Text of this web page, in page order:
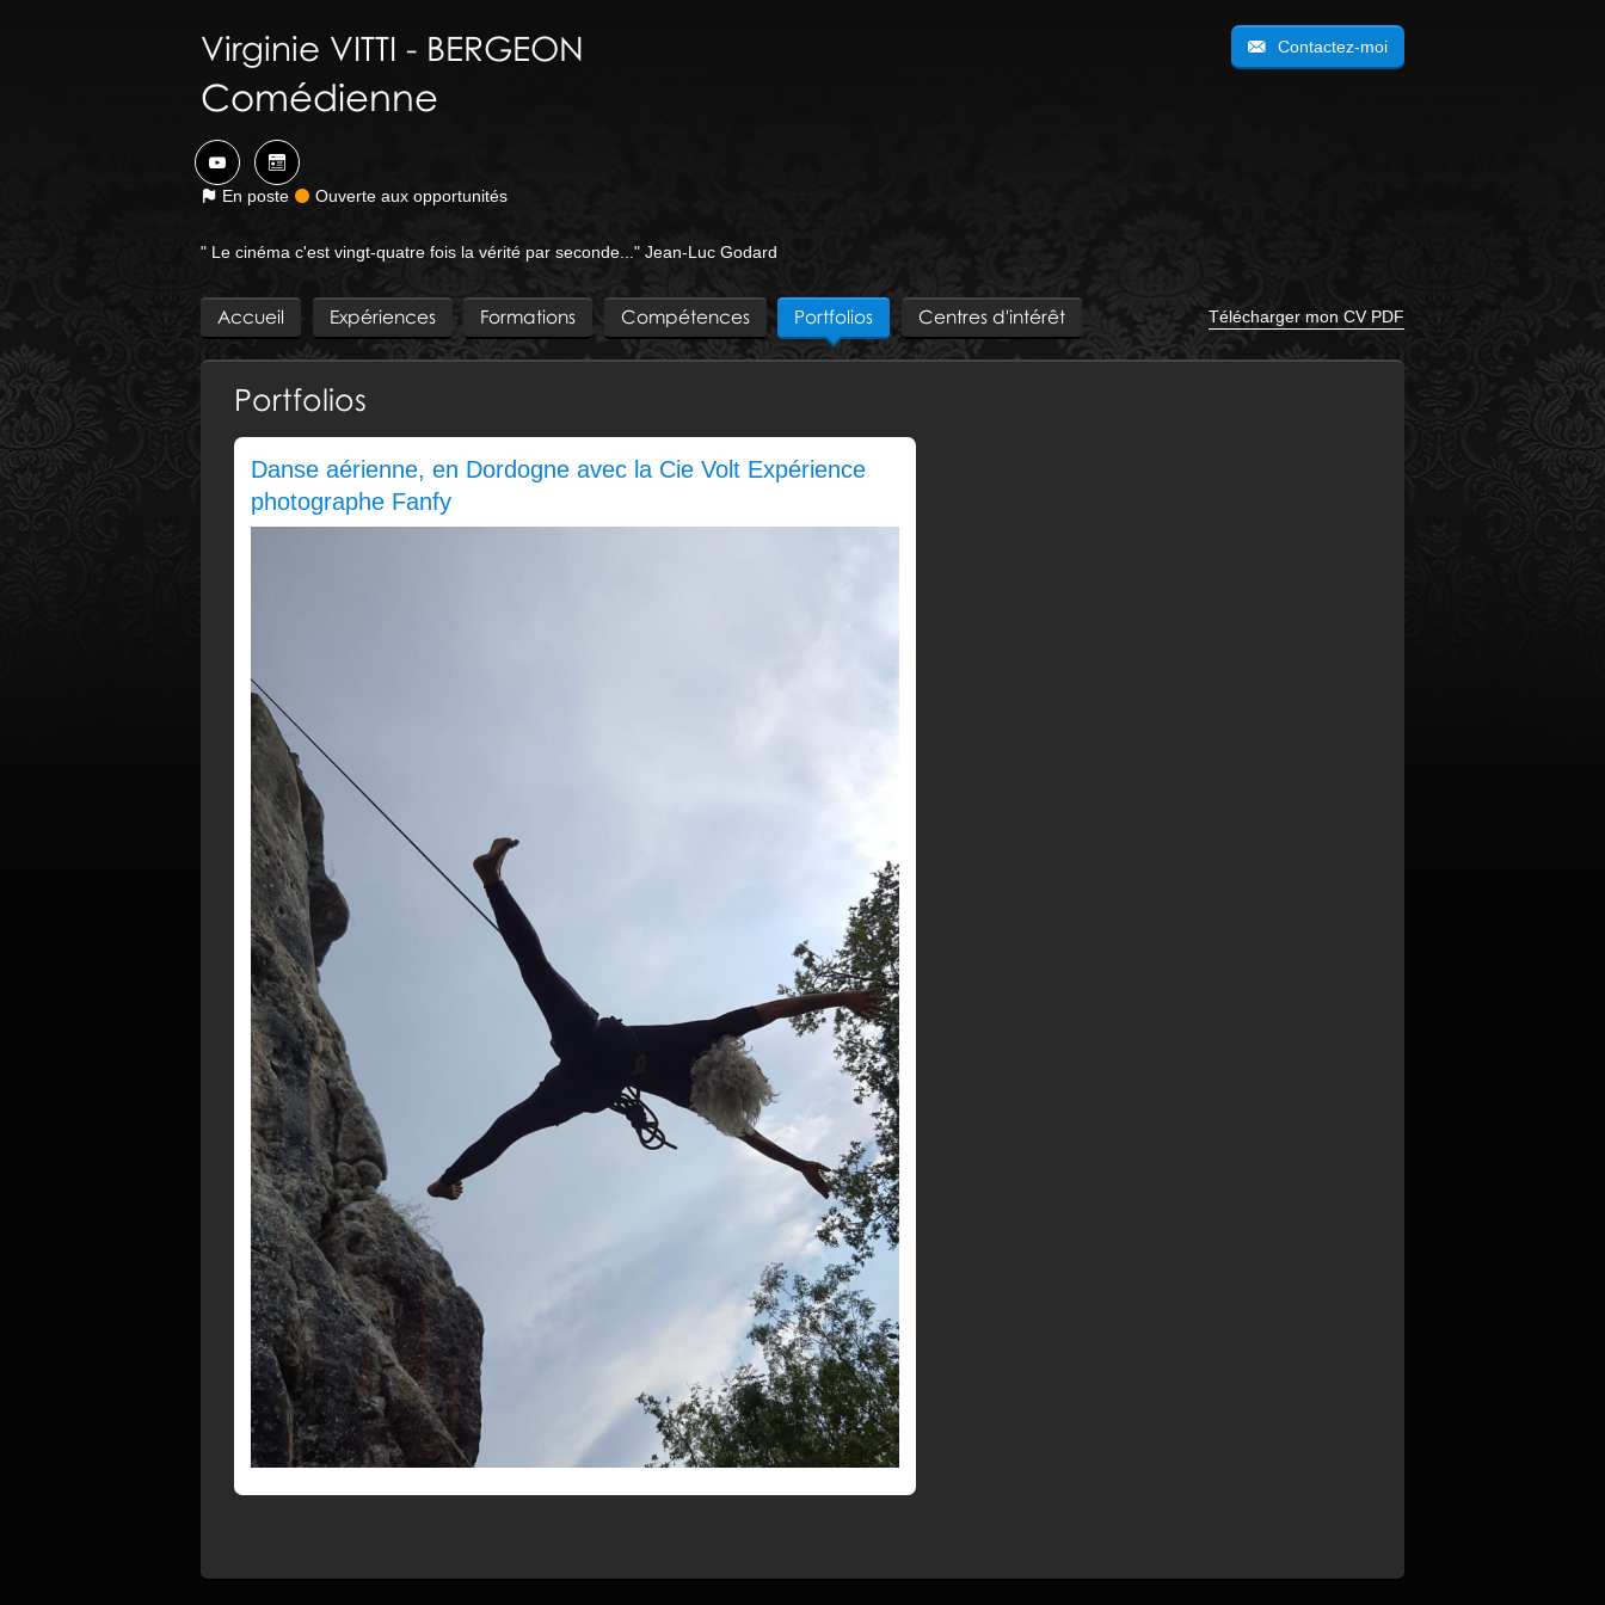
Virginie VITTI - BERGEON
Comédienne
En poste Ouverte aux opportunités
Contactez-moi
" Le cinéma c'est vingt-quatre fois la vérité par seconde..." Jean-Luc Godard
Accueil Expériences Formations Compétences Portfolios Centres d'intérêt Télécharger mon CV PDF
Portfolios
Danse aérienne, en Dordogne avec la Cie Volt Expérience
photographe Fanfy